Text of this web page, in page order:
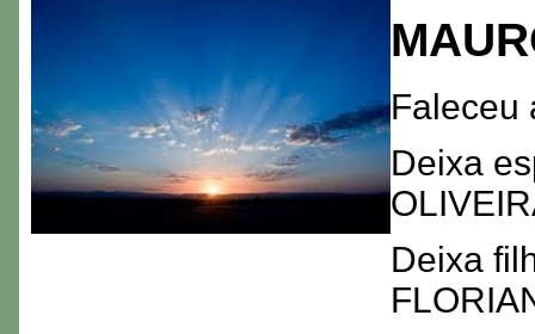
Faleceu
Deixa
Deixa